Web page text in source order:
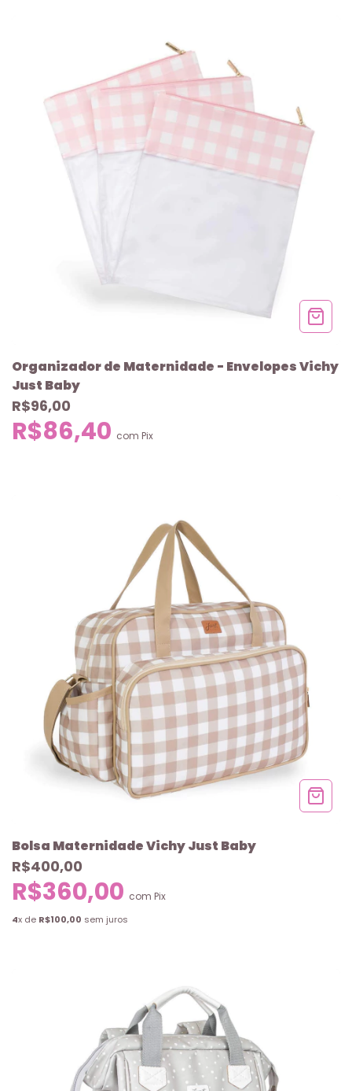
Organizador de Maternidade - Envelopes Vichy
Just Baby
R$96,00
R$86,40 com Pix
Bolsa Maternidade Vichy Just Baby
R$400,00
R$360,00 com Pix
4x de R$100,00 sem juros